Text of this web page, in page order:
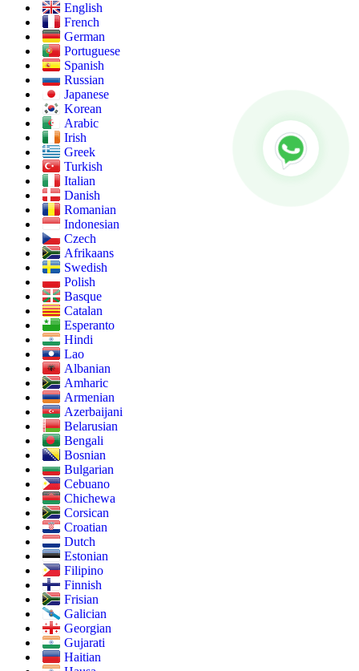
English
French
German
Portuguese
Spanish
Russian
Japanese
Korean
Arabic
Irish
Greek
Turkish
Italian
Danish
Romanian
Indonesian
Czech
Afrikaans
Swedish
Polish
Basque
Catalan
Esperanto
Hindi
Lao
Albanian
Amharic
Armenian
Azerbaijani
Belarusian
Bengali
Bosnian
Bulgarian
Cebuano
Chichewa
Corsican
Croatian
Dutch
Estonian
Filipino
Finnish
Frisian
Galician
Georgian
Gujarati
Haitian